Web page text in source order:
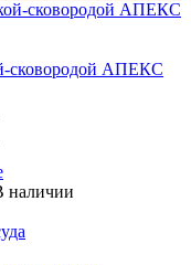
сковородой АПЕКС
наличии